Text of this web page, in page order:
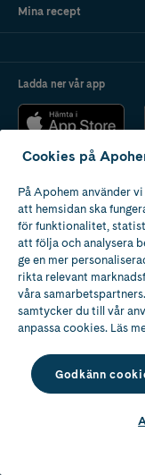
Mina recept
Ladda ner vår app
Apotek med
av
Cookies på
På Apohem använder
att hemsidan ska
för funktionalitet,
att följa och analysera
ge en mer
rikta relevant
våra
samtycker du till vår
anpassa cookies. Läs
Godkänn